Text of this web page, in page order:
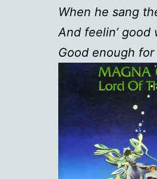
When he sang
And feelin’ good
Good enough